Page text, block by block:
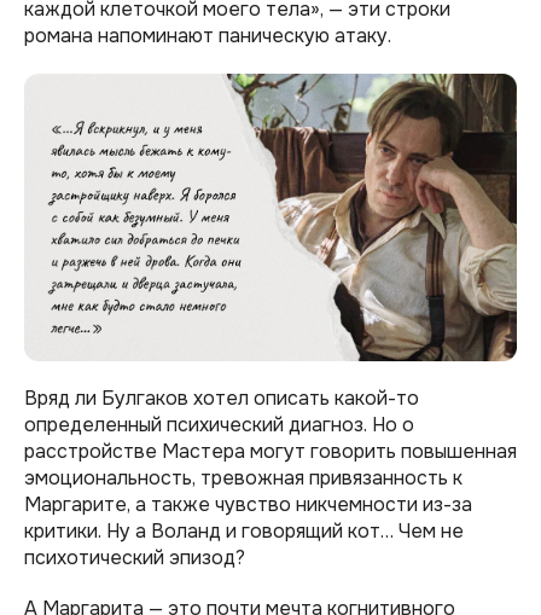
каждой клеточкой моего тела», — эти строки
романа напоминают паническую атаку.
Вряд ли Булгаков хотел описать какой-то
определенный психический диагноз. Но о
расстройстве Мастера могут говорить повышенная
эмоциональность, тревожная привязанность к
Маргарите, а также чувство никчемности из-за
критики. Ну а Воланд и говорящий кот… Чем не
психотический эпизод?
А Маргарита — это почти мечта когнитивного